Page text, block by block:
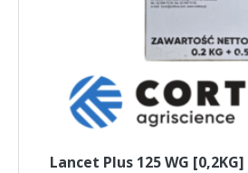
Lancet Plus 125 WG